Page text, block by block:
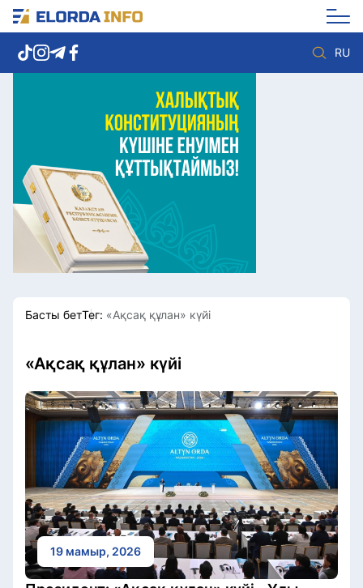
RU
Елорда жаңалықтары
Көзқарас
Саясат
Видео
Әлеумет
Экономика
Спорт
Мәдениет
Басты бетТег: «Ақсақ құлан» күйі
«Ақсақ құлан» күйі
19 мамыр, 2026